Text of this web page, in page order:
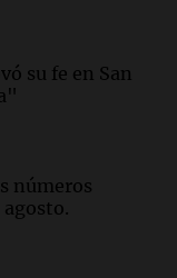
su fe en San
números